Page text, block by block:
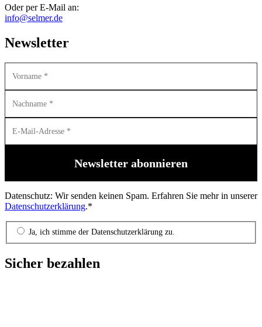
Oder per E-Mail an:
info@selmer.de
Newsletter
Datenschutz: Wir senden keinen Spam. Erfahren Sie mehr in unserer
Datenschutzerklärung.*
Ja, ich stimme der Datenschutzerklärung zu.
Sicher bezahlen